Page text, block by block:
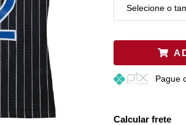
Selecione o
G Pague
Calcular frete